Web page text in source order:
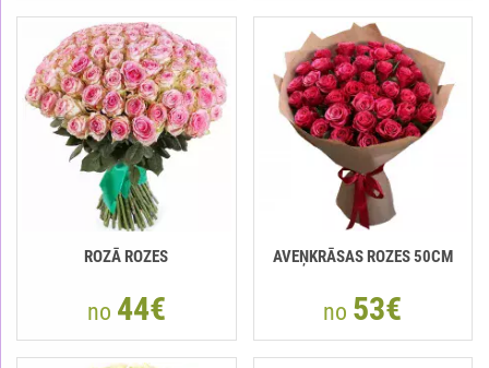
ROZĀ ROZES
no 44€
AVEŅKRĀSAS ROZES 50СМ
no 53€